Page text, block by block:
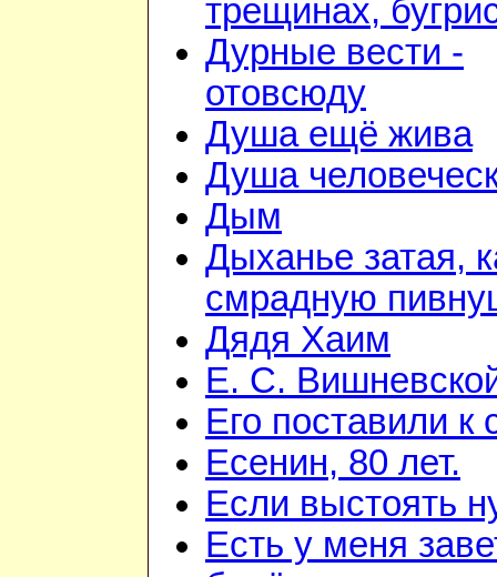
трещинах,
Дурные вести -
отовсюду
Душа ещё жива
Душа
Дым
Дыханье затая,
смрадную
Дядя Хаим
Е. С.
Его поставили к
Есенин, 80 лет.
Если выстоять
Есть у меня